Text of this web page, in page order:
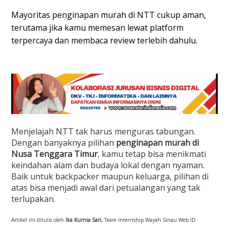
Mayoritas penginapan murah di NTT cukup aman,
terutama jika kamu memesan lewat platform
terpercaya dan membaca review terlebih dahulu.
Menjelajah NTT tak harus menguras tabungan.
Dengan banyaknya pilihan penginapan murah di
Nusa Tenggara Timur, kamu tetap bisa menikmati
keindahan alam dan budaya lokal dengan nyaman.
Baik untuk backpacker maupun keluarga, pilihan di
atas bisa menjadi awal dari petualangan yang tak
terlupakan.
Artikel ini ditulis oleh Ika Kurnia Sari, Team Internship Wayah Sinau Web ID